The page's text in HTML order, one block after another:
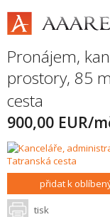
Pronájem,
prostory, 85 m
cesta
900,00 EUR/
přidat k
tisk